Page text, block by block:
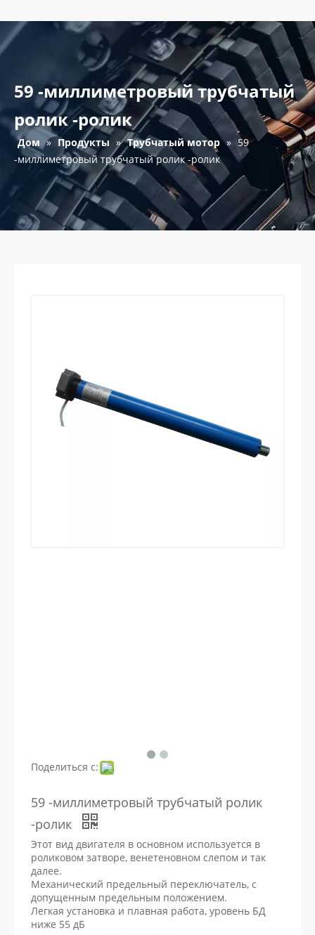
59 -миллиметровый трубчатый
ролик -ролик
Дом » Продукты » Трубчатый мотор » 59
-миллиметровый трубчатый ролик -ролик
Поделиться с:
59 -миллиметровый трубчатый ролик
-ролик
Этот вид двигателя в основном используется в
роликовом затворе, венетеновном слепом и так
далее.
Механический предельный переключатель, с
допущенным предельным положением.
Легкая установка и плавная работа, уровень БД
ниже 55 дБ